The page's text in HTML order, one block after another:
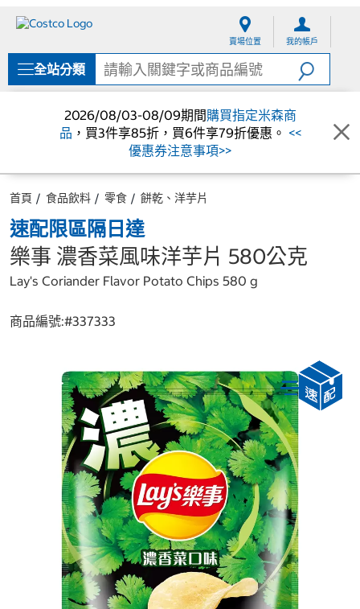
單
賣場位置 我的帳戶
全站分類
2026/08/03-08/09期間購買指定米森商
品 ，買3件享85折，買6件享79折優惠。 <<
優惠券注意事項>>
首頁 食品飲料 零食 餅乾、洋芋片
速配限區隔日達
樂事 濃香菜風味洋芋片 580公克
Lay's Coriander Flavor Potato Chips 580 g
商品編號:#337333